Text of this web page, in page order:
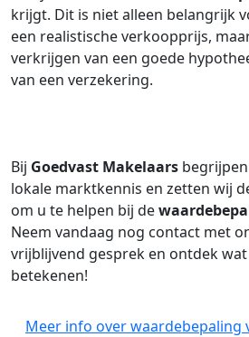
krijgt. Dit is niet alleen belangrijk
een realistische verkoopprijs,
verkrijgen van een goede
van een verzekering.
Bij Goedvast Makelaars
lokale marktkennis en zetten wij
om u te helpen bij de
Neem vandaag nog contact met
vrijblijvend gesprek en ontdek
betekenen!
Meer info over waardebepaling